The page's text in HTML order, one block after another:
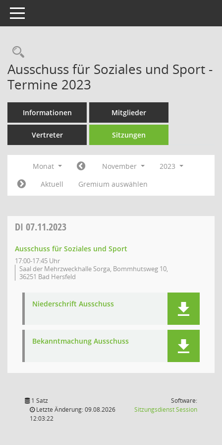
Toggle navigation
Rechercheauswahl
Ausschuss für Soziales und Sport -
Termine 2023
Informationen Mitglieder
Vertreter Sitzungen
Monat November
2023
Aktuell
Gremium auswählen
DI 07.11.2023
Ausschuss für Soziales und Sport
17:00-17:45 Uhr
Saal der Mehrzweckhalle Sorga, Bommhutsweg 10,
36251 Bad Hersfeld
Niederschrift Ausschuss
Bekanntmachung Ausschuss
1 Satz
Letzte Änderung: 09.08.2026
12:03:22
Software:
SitzungsdienstSession(Wird in